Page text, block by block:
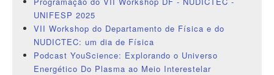
UNIFESP 2025
VII Workshop do Departamento de Física e do
NUDICTEC: um dia de Física
Podcast YouScience: Explorando o Universo
Energético Do Plasma ao Meio Interestelar